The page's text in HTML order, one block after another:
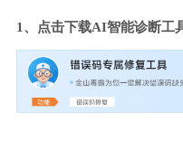
1、点击下载AI智能诊断工